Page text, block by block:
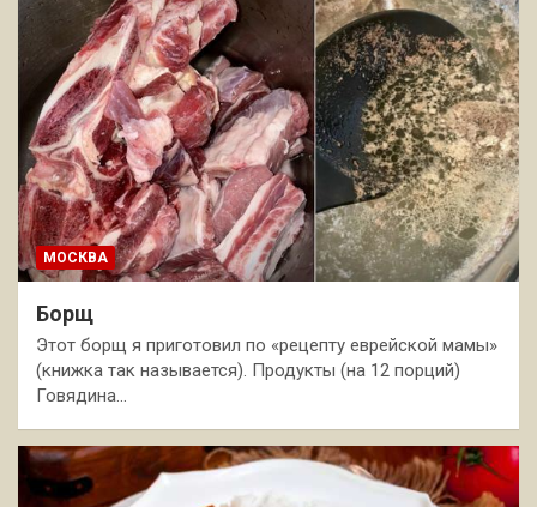
МОСКВА
Борщ
Этот борщ я приготовил по «рецепту еврейской мамы»
(книжка так называется). Продукты (на 12 порций)
Говядина…